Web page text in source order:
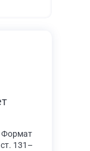
Формат
131–